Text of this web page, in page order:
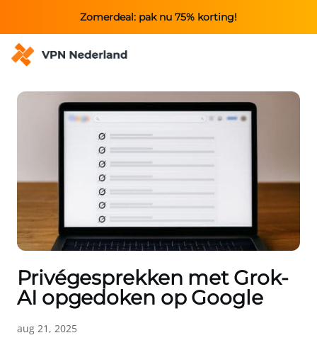
Zomerdeal: pak nu 75% korting!
Privégesprekken met Grok-
AI opgedoken op Google
aug 21, 2025